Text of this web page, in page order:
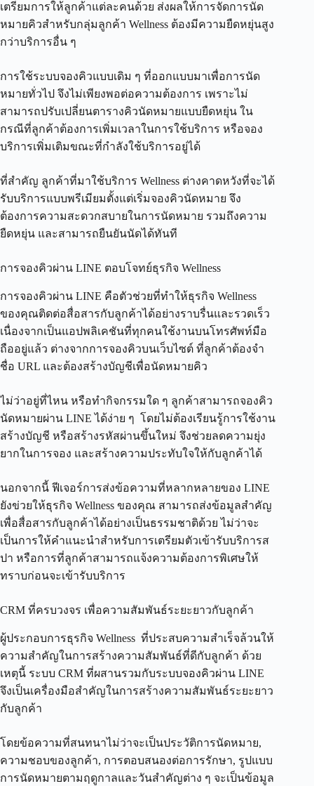
เตรียมการให้ลูกค้าแต่ละคนด้วย ส่งผลให้การจัดการนัด
หมายคิวสำหรับกลุ่มลูกค้า Wellness ต้องมีความยืดหยุ่นสูง
กว่าบริการอื่น ๆ
การใช้ระบบจองคิวแบบเดิม ๆ ที่ออกแบบมาเพื่อการนัด
หมายทั่วไป จึงไม่เพียงพอต่อความต้องการ เพราะไม่
สามารถปรับเปลี่ยนตารางคิวนัดหมายแบบยืดหยุ่น ใน
กรณีที่ลูกค้าต้องการเพิ่มเวลาในการใช้บริการ หรือจอง
บริการเพิ่มเติมขณะที่กำลังใช้บริการอยู่ได้
ที่สำคัญ ลูกค้าที่มาใช้บริการ Wellness ต่างคาดหวังที่จะได้
รับบริการแบบพรีเมียมตั้งแต่เริ่มจองคิวนัดหมาย จึง
ต้องการความสะดวกสบายในการนัดหมาย รวมถึงความ
ยืดหยุ่น และสามารถยืนยันนัดได้ทันที
การจองคิวผ่าน LINE ตอบโจทย์ธุรกิจ Wellness
การจองคิวผ่าน LINE คือตัวช่วยที่ทำให้ธุรกิจ Wellness
ของคุณติดต่อสื่อสารกับลูกค้าได้อย่างราบรื่นและรวดเร็ว
เนื่องจากเป็นแอปพลิเคชันที่ทุกคนใช้งานบนโทรศัพท์มือ
ถืออยู่แล้ว ต่างจากการจองคิวบนเว็บไซต์ ที่ลูกค้าต้องจำ
ชื่อ URL และต้องสร้างบัญชีเพื่อนัดหมายคิว
ไม่ว่าอยู่ที่ไหน หรือทำกิจกรรมใด ๆ ลูกค้าสามารถจองคิว
นัดหมายผ่าน LINE ได้ง่าย ๆ โดยไม่ต้องเรียนรู้การใช้งาน
สร้างบัญชี หรือสร้างรหัสผ่านขึ้นใหม่ จึงช่วยลดความยุ่ง
ยากในการจอง และสร้างความประทับใจให้กับลูกค้าได้
นอกจากนี้ ฟีเจอร์การส่งข้อความที่หลากหลายของ LINE
ยังข่วยให้ธุรกิจ Wellness ของคุณ สามารถส่งข้อมูลสำคัญ
เพื่อสื่อสารกับลูกค้าได้อย่างเป็นธรรมชาติด้วย ไม่ว่าจะ
เป็นการให้คำแนะนำสำหรับการเตรียมตัวเข้ารับบริการส
ปา หรือการที่ลูกค้าสามารถแจ้งความต้องการพิเศษให้
ทราบก่อนจะเข้ารับบริการ
CRM ที่ครบวงจร เพื่อความสัมพันธ์ระยะยาวกับลูกค้า
ผู้ประกอบการธุรกิจ Wellness ที่ประสบความสำเร็จล้วนให้
ความสำคัญในการสร้างความสัมพันธ์ที่ดีกับลูกค้า ด้วย
เหตุนี้ ระบบ CRM ที่ผสานรวมกับระบบจองคิวผ่าน LINE
จึงเป็นเครื่องมือสำคัญในการสร้างความสัมพันธ์ระยะยาว
กับลูกค้า
โดยข้อความที่สนทนาไม่ว่าจะเป็นประวัติการนัดหมาย,
ความชอบของลูกค้า, การตอบสนองต่อการรักษา, รูปแบบ
การนัดหมายตามฤดูกาลและวันสำคัญต่าง ๆ จะเป็นข้อมูล